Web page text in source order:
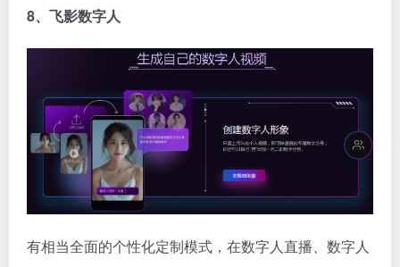
8、飞影数字人
有相当全面的个性化定制模式，在数字人直播、数字人